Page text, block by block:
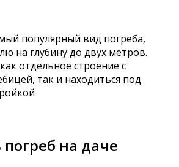
популярный вид погреба,
на глубину до двух метров.
отдельное строение с
так и находиться под
на даче